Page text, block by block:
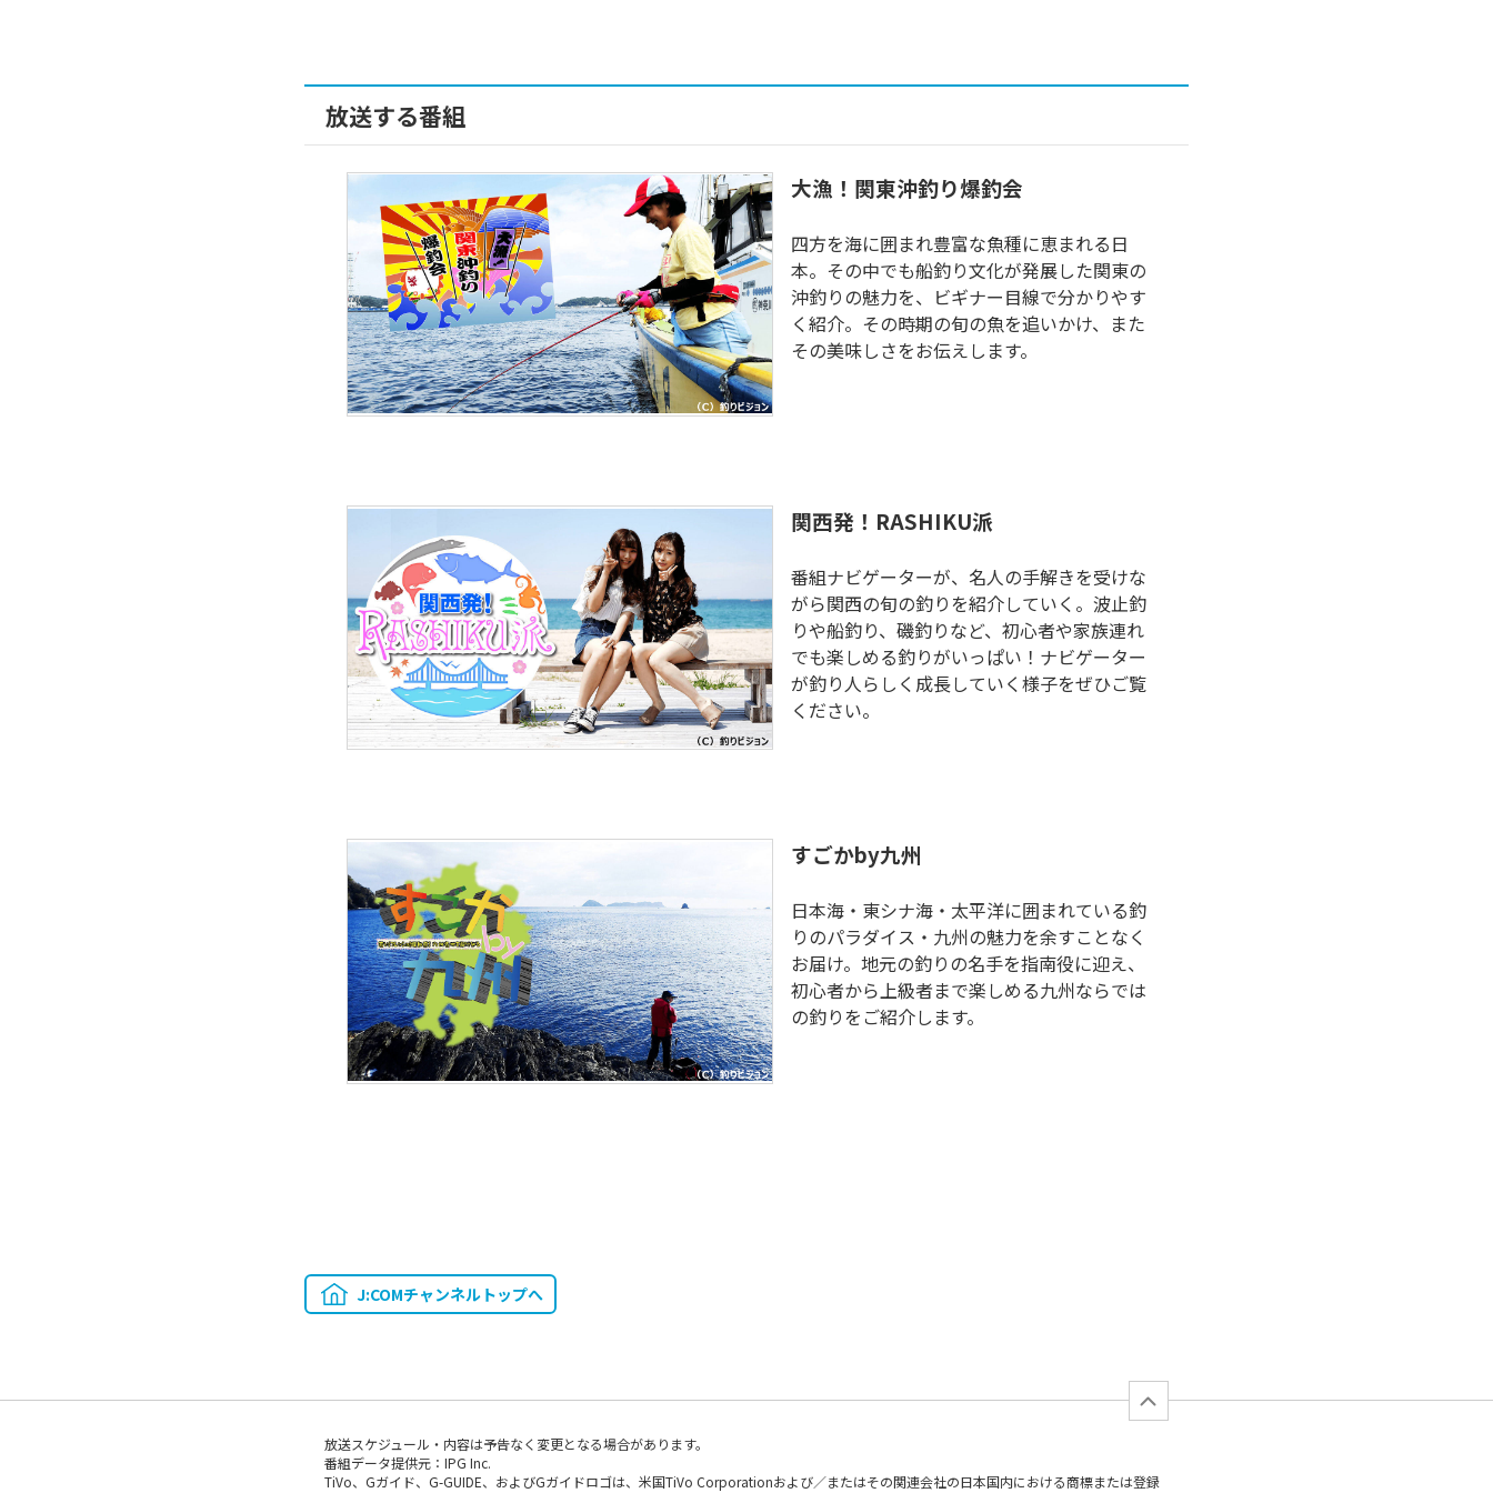
放送する番組
大漁！関東沖釣り爆釣会
四方を海に囲まれ豊富な魚種に恵まれる日
本。その中でも船釣り文化が発展した関東の
沖釣りの魅力を、ビギナー目線で分かりやす
く紹介。その時期の旬の魚を追いかけ、また
その美味しさをお伝えします。
関西発！RASHIKU派
番組ナビゲーターが、名人の手解きを受けな
がら関西の旬の釣りを紹介していく。波止釣
りや船釣り、磯釣りなど、初心者や家族連れ
でも楽しめる釣りがいっぱい！ナビゲーター
が釣り人らしく成長していく様子をぜひご覧
ください。
すごかby九州
日本海・東シナ海・太平洋に囲まれている釣
りのパラダイス・九州の魅力を余すことなく
お届け。地元の釣りの名手を指南役に迎え、
初心者から上級者まで楽しめる九州ならでは
の釣りをご紹介します。
J:COMチャンネルトップへ
放送スケジュール・内容は予告なく変更となる場合があります。
番組データ提供元：IPG Inc.
TiVo、Gガイド、G-GUIDE、およびGガイドロゴは、米国TiVo Corporationおよび／またはその関連会社の日本国内における商標または登録